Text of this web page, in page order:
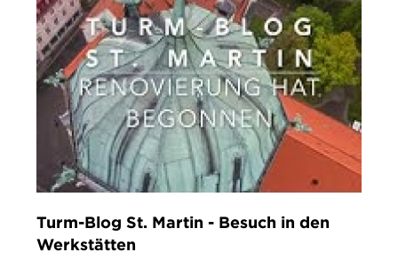
Turm-Blog St. Martin - Besuch in den
Werkstätten